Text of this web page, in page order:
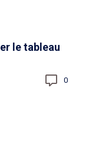
le tableau
0